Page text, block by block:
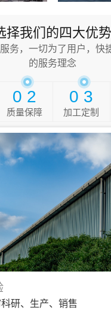
择我们的四大优势
务，一切为了用户，快
的服务理念
0 2
质量保障
0 3
加工定制
研、生产、销售